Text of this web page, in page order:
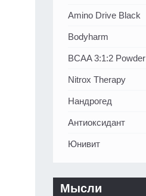
Amino Drive Black
Bodyharm
BCAA 3:1:2 Powder
Nitrox Therapy
Нандрогед
Антиоксидант
Юнивит
Мысли